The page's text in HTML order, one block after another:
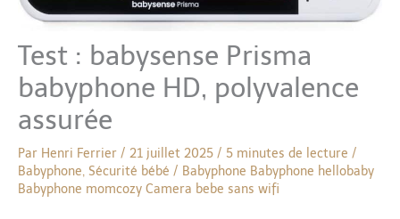
Test : babysense Prisma
babyphone HD, polyvalence
assurée
Par Henri Ferrier / 21 juillet 2025 / 5 minutes de lecture /
Babyphone, Sécurité bébé / Babyphone Babyphone hellobaby
Babyphone momcozy Camera bebe sans wifi